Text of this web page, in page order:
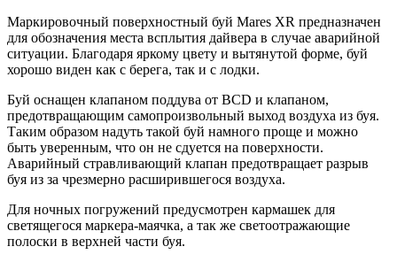
Маркировочный поверхностный буй Mares XR предназначен
для обозначения места всплытия дайвера в случае аварийной
ситуации. Благодаря яркому цвету и вытянутой форме, буй
хорошо виден как с берега, так и с лодки.
Буй оснащен клапаном поддува от BCD и клапаном,
предотвращающим самопроизвольный выход воздуха из буя.
Таким образом надуть такой буй намного проще и можно
быть уверенным, что он не сдуется на поверхности.
Аварийный стравливающий клапан предотвращает разрыв
буя из за чрезмерно расширившегося воздуха.
Для ночных погружений предусмотрен кармашек для
светящегося маркера-маячка, а так же светоотражающие
полоски в верхней части буя.